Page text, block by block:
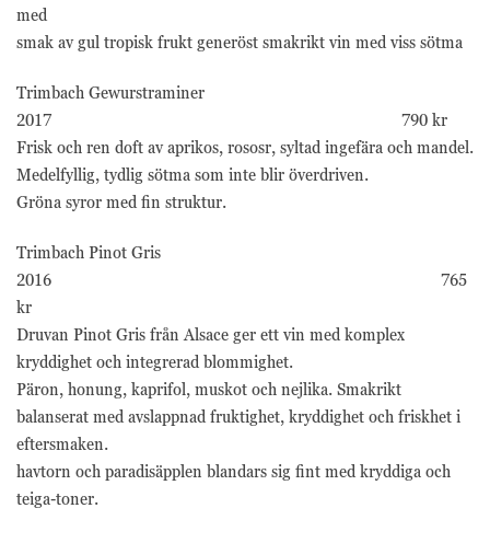
med
smak av gul tropisk frukt generöst smakrikt vin med viss sötma
Trimbach Gewurstraminer
2017 790 kr
Frisk och ren doft av aprikos, rososr, syltad ingefära och mandel.
Medelfyllig, tydlig sötma som inte blir överdriven.
Gröna syror med fin struktur.
Trimbach Pinot Gris
2016 765
kr
Druvan Pinot Gris från Alsace ger ett vin med komplex
kryddighet och integrerad blommighet.
Päron, honung, kaprifol, muskot och nejlika. Smakrikt
balanserat med avslappnad fruktighet, kryddighet och friskhet i
eftersmaken.
havtorn och paradisäpplen blandars sig fint med kryddiga och
teiga-toner.